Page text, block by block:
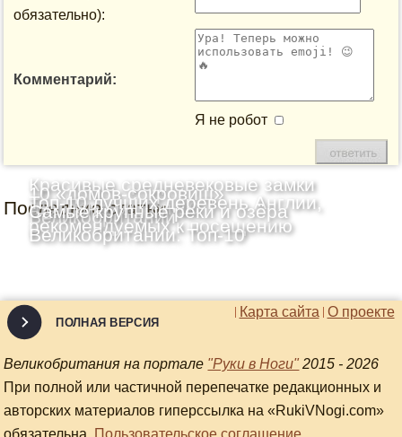
обязательно):
Комментарий:
Я не робот
Последние статьи
Красивые средневековые замки
Шотландии: Топ-10
10 «домов-сокровищ»
Великобритании
Топ-10 лучших деревень Англии,
рекомендуемых к посещению
Самые крупные реки и озёра
Великобритании: Топ-10
О проекте
Карта сайта
ПОЛНАЯ ВЕРСИЯ
Великобритания на портале "Руки в Ноги" 2015 - 2026
При полной или частичной перепечатке редакционных и
авторских материалов гиперссылка на «RukiVNogi.com»
обязательна. Пользовательское соглашение